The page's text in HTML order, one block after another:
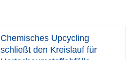
Chemisches Upcycling
schließt den Kreislauf für